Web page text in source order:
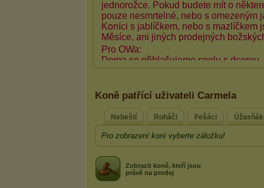
Koně patřící uživateli Carmela
Nebeští Roháči Fešáci
Pro zobrazení koní vyberte záložku!
Zobrazit koně, kteří jsou
právě na prodej